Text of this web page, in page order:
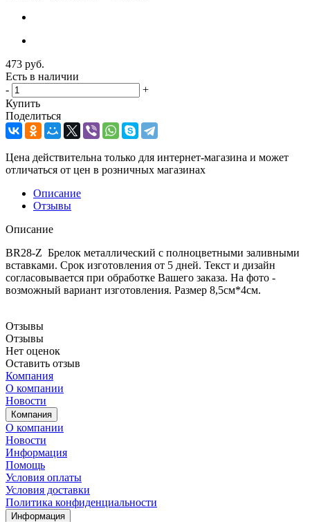
473 руб.
Есть в наличии
-
+
Купить
Поделиться
Цена действительна только для интернет-магазина и может
отличаться от цен в розничных магазинах
Описание
Отзывы
Описание
BR28-Z Брелок металлический с полноцветными заливными
вставками. Срок изготовления от 5 дней. Текст и дизайн
согласовывается при обработке Вашего заказа. На фото -
возможный вариант изготовления. Размер 8,5см*4см.
Отзывы
Отзывы
Нет оценок
Оставить отзыв
Компания
О компании
Новости
Компания
О компании
Новости
Информация
Помощь
Условия оплаты
Условия доставки
Политика конфиденциальности
Информация